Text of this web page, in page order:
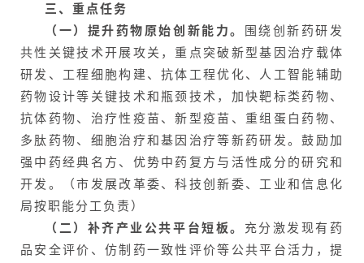
三、重点任务
（一）提升药物原始创新能力。
围绕创新药研发
共性关键技术开展攻关，重点突破新型基因治疗载体
研发、工程细胞构建、抗体工程优化、人工智能辅助
药物设计等关键技术和瓶颈技术，加快靶标类药物、
抗体药物、治疗性疫苗、新型疫苗、重组蛋白药物、
多肽药物、细胞治疗和基因治疗等新药研发。鼓励加
强中药经典名方、优势中药复方与活性成分的研究和
开发。（市发展改革委、科技创新委、工业和信息化
局按职能分工负责）
（二）补齐产业公共平台短板。 充分激发现有药
品安全评价、仿制药一致性评价等公共平台活力，提